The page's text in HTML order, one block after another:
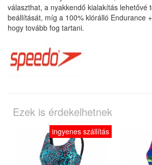
választhat, a nyakkendő kialakítás lehetővé
beállítását, míg a 100% klórálló Endurance
hogy tovább fog tartani.
Ezek is érdekelhetnek
ingyenes szállítás